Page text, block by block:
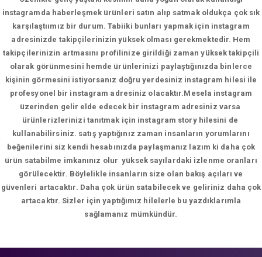
instagramda haberleşmek ürünleri satın alıp satmak oldukça çok sık
karşılaştıımız bir durum. Tabiiki bunları yapmak için instagram
adresinizde takipçilerinizin yüksek olması gerekmektedir. Hem
takipçilerinizin artmasını profilinize girildiği zaman yüksek takipçili
olarak görünmesini hemde ürünlerinizi paylaştığınızda binlerce
kişinin görmesini istiyorsanız doğru yerdesiniz instagram hilesi ile
profesyonel bir instagram adresiniz olacaktır.Mesela instagram
üzerinden gelir elde edecek bir instagram adresiniz varsa
ürünlerizlerinizi tanıtmak için instagram story hilesini de
kullanabilirsiniz. satış yaptığınız zaman insanların yorumlarını
beğenilerini siz kendi hesabınızda paylaşmanız lazım ki daha çok
ürün satabilme imkanınız olur yüksek sayılardaki izlenme oranları
görülecektir. Böylelikle insanların size olan bakış açıları ve
güvenleri artacaktır. Daha çok ürün satabilecek ve geliriniz daha çok
artacaktır. Sizler için yaptığımız hilelerle bu yazdıklarımla
sağlamanız mümkündür.